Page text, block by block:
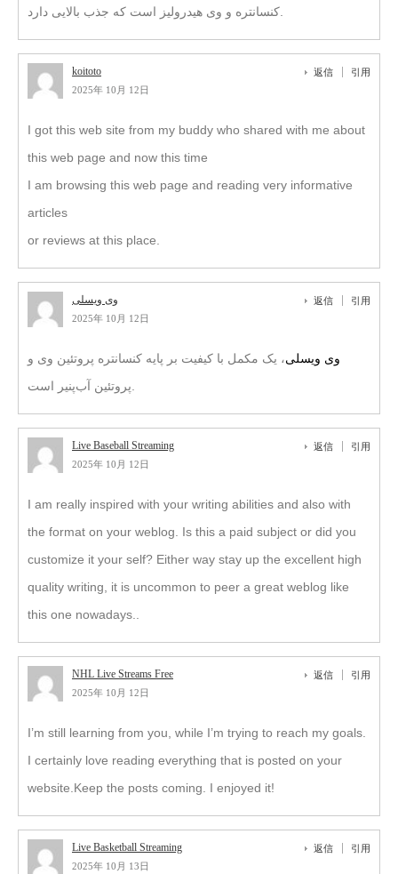
کنسانتره و وی هیدرولیز است که جذب بالایی دارد.
koitoto
2025年 10月 12日
返信 引用
I got this web site from my buddy who shared with me about
this web page and now this time
I am browsing this web page and reading very informative
articles
or reviews at this place.
وی ویسلی
2025年 10月 12日
返信 引用
وی ویسلی، یک مکمل با کیفیت بر پایه کنسانتره پروتئین وی و
پروتئین آب‌پنیر است.
Live Baseball Streaming
2025年 10月 12日
返信 引用
I am really inspired with your writing abilities and also with
the format on your weblog. Is this a paid subject or did you
customize it your self? Either way stay up the excellent high
quality writing, it is uncommon to peer a great weblog like
this one nowadays..
NHL Live Streams Free
2025年 10月 12日
返信 引用
I’m still learning from you, while I’m trying to reach my goals.
I certainly love reading everything that is posted on your
website.Keep the posts coming. I enjoyed it!
Live Basketball Streaming
2025年 10月 13日
返信 引用